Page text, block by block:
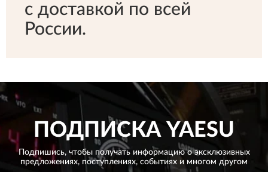
с доставкой по всей
России.
ПОДПИСКА YAESU
Подпишись, чтобы получать информацию о эксклюзивных
предложениях, поступлениях, событиях и многом другом